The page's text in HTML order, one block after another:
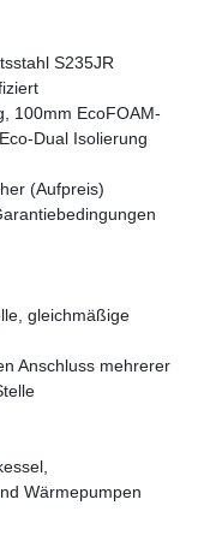
S235JR
100mm EcoFOAM-
Dual Isolierung
(Aufpreis)
gleichmäßige
Anschluss mehrerer
Wärmepumpen